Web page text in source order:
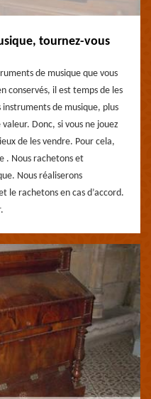
tournez-vous
de musique que vous
conservés, il est temps de les
instruments de musique, plus
Donc, si vous ne jouez
de les vendre. Pour cela,
. Nous rachetons et
Nous réaliserons
le rachetons en cas d’accord.